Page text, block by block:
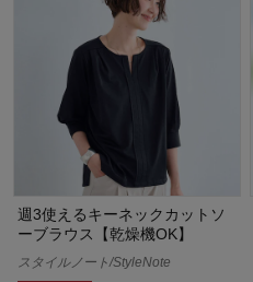
週3使えるキーネックカットソ
ーブラウス【乾燥機OK】
スタイルノート/StyleNote